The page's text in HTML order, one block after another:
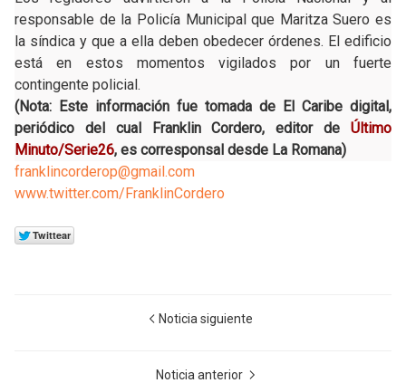
responsable de la Policía Municipal que Maritza Suero es
la síndica y que a ella deben obedecer órdenes. El edificio
está en estos momentos vigilados por un fuerte
contingente policial.
(Nota: Este información fue tomada de El Caribe digital,
periódico del cual Franklin Cordero, editor de Último
Minuto/Serie26, es corresponsal desde La Romana)
franklincorderop@gmail.com
www.twitter.com/FranklinCordero
Noticia siguiente
Noticia anterior